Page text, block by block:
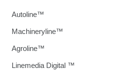
Autoline™
Machineryline™
Agroline™
Linemedia Digital ™